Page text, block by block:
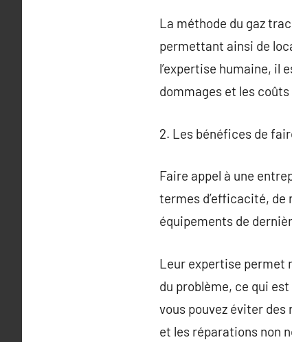
La méthode du gaz
permettant ainsi de
l’expertise humaine, il
dommages et les
2. Les bénéfices de
Faire appel à une
termes d’efficacité, de
équipements de
Leur expertise permet
du problème, ce qui
vous pouvez éviter
et les réparations non